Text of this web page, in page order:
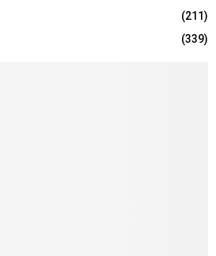
(211)
(339)